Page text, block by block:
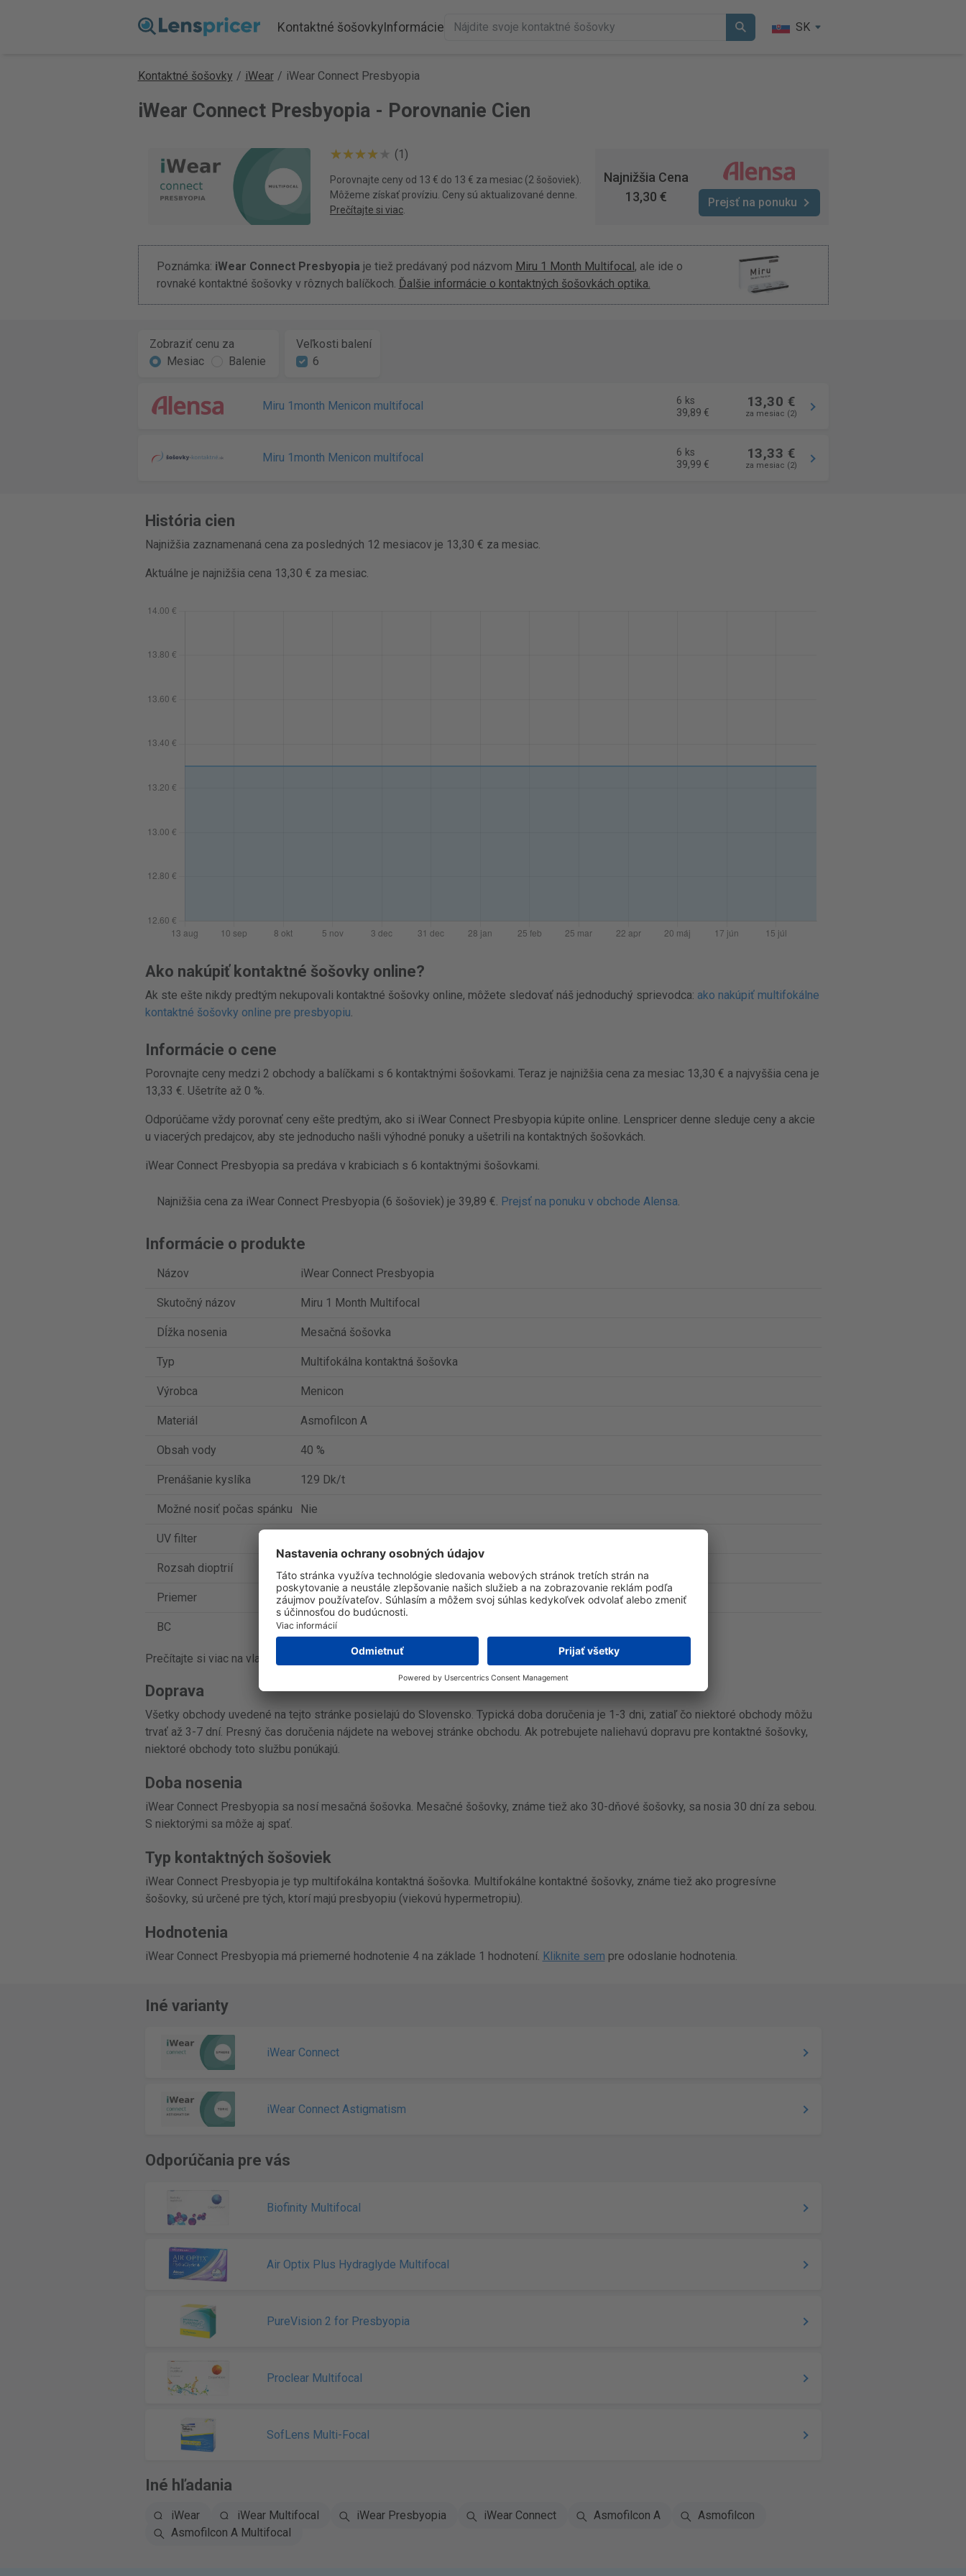
Kontaktné šošovkyInformácie SK
Kontaktné šošovky / iWear / iWear Connect Presbyopia
iWear Connect Presbyopia - Porovnanie Cien
(1)
Porovnajte ceny od 13 € do 13 € za mesiac (2 šošoviek).
Môžeme získať províziu. Ceny sú aktualizované denne.
Prečítajte si viac.
Najnižšia Cena
13,30 €
Prejsť na ponuku
Poznámka: iWear Connect Presbyopia je tiež predávaný pod názvom Miru 1 Month Multifocal, ale ide o
rovnaké kontaktné šošovky v rôznych balíčkoch. Ďalšie informácie o kontaktných šošovkách optika.
Zobraziť cenu za
Mesiac
Balenie
Veľkosti balení
6
Miru 1month Menicon multifocal
6 ks
39,89 €
13,30 €
za mesiac (2)
Miru 1month Menicon multifocal
6 ks
39,99 €
13,33 €
za mesiac (2)
História cien
Najnižšia zaznamenaná cena za posledných 12 mesiacov je 13,30 € za mesiac.
Aktuálne je najnižšia cena 13,30 € za mesiac.
Ako nakúpiť kontaktné šošovky online?
Ak ste ešte nikdy predtým nekupovali kontaktné šošovky online, môžete sledovať náš jednoduchý sprievodca: ako nakúpiť multifokálne
kontaktné šošovky online pre presbyopiu.
Informácie o cene
Porovnajte ceny medzi 2 obchody a balíčkami s 6 kontaktnými šošovkami. Teraz je najnižšia cena za mesiac 13,30 € a najvyššia cena je
13,33 €. Ušetríte až 0 %.
Odporúčame vždy porovnať ceny ešte predtým, ako si iWear Connect Presbyopia kúpite online. Lenspricer denne sleduje ceny a akcie
u viacerých predajcov, aby ste jednoducho našli výhodné ponuky a ušetrili na kontaktných šošovkách.
iWear Connect Presbyopia sa predáva v krabiciach s 6 kontaktnými šošovkami.
Najnižšia cena za iWear Connect Presbyopia (6 šošoviek) je 39,89 €. Prejsť na ponuku v obchode Alensa.
Informácie o produkte
Názov iWear Connect Presbyopia
Skutočný názov Miru 1 Month Multifocal
Dĺžka nosenia Mesačná šošovka
Typ Multifokálna kontaktná šošovka
Výrobca Menicon
Materiál Asmofilcon A
Obsah vody 40 %
Prenášanie kyslíka 129 Dk/t
Možné nosiť počas spánku Nie
UV filter
Rozsah dioptrií od -13 do 6
Priemer 14.2
BC 8.6
Prečítajte si viac na vlastnej webovej stránke výrobcu:
Doprava
Všetky obchody uvedené na tejto stránke posielajú do Slovensko. Typická doba doručenia je 1-3 dni, zatiaľ čo niektoré obchody môžu
trvať až 3-7 dní. Presný čas doručenia nájdete na webovej stránke obchodu. Ak potrebujete naliehavú dopravu pre kontaktné šošovky,
niektoré obchody toto službu ponúkajú.
Doba nosenia
iWear Connect Presbyopia sa nosí mesačná šošovka. Mesačné šošovky, známe tiež ako 30-dňové šošovky, sa nosia 30 dní za sebou.
S niektorými sa môže aj spať.
Typ kontaktných šošoviek
iWear Connect Presbyopia je typ multifokálna kontaktná šošovka. Multifokálne kontaktné šošovky, známe tiež ako progresívne
šošovky, sú určené pre tých, ktorí majú presbyopiu (viekovú hypermetropiu).
Hodnotenia
iWear Connect Presbyopia má priemerné hodnotenie 4 na základe 1 hodnotení. Kliknite sem pre odoslanie hodnotenia.
Iné varianty
iWear Connect
iWear Connect Astigmatism
Odporúčania pre vás
Biofinity Multifocal
Air Optix Plus Hydraglyde Multifocal
PureVision 2 for Presbyopia
Proclear Multifocal
SofLens Multi-Focal
Iné hľadania
iWear iWear Multifocal iWear Presbyopia iWear Connect Asmofilcon A
Asmofilcon
Asmofilcon A Multifocal